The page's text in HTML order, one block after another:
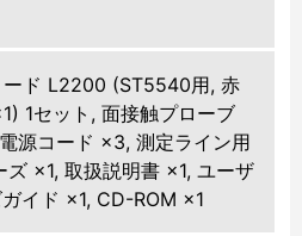
ード L2200 (ST5540用, 赤
1セット, 面接触プローブ
源コード ×3, 測定ライン用
ズ ×1, 取扱説明書 ×1, ユーザ
イド ×1, CD-ROM ×1